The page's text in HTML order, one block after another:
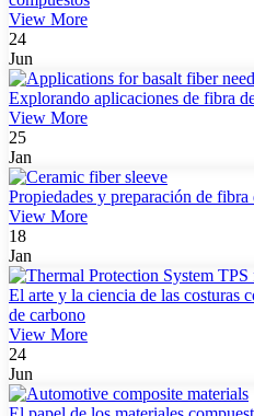
View More
24
Jun
Explorando aplicaciones de fibra
View More
25
Jan
Propiedades y preparación de fibra
View More
18
Jan
El arte y la ciencia de las costuras
de carbono
View More
24
Jun